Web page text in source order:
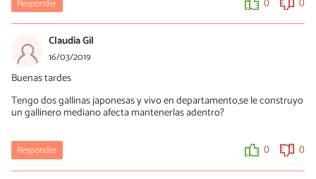
Responder 0 0
Claudia Gil
16/03/2019
Buenas tardes
Tengo dos gallinas japonesas y vivo en departamento,se le construyo
un gallinero mediano afecta mantenerlas adentro?
Responder 0 0